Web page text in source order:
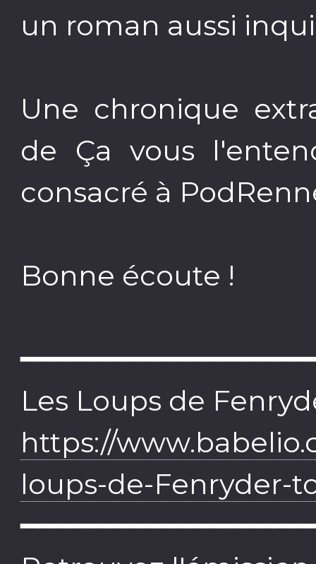
un roman aussi
Une chronique
de Ça vous
consacré à
Bonne écoute !
Les Loups de
https://
loups-de-Fenryder-